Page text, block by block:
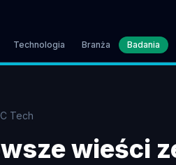
Technologia Branża Badania
Tech
wieści